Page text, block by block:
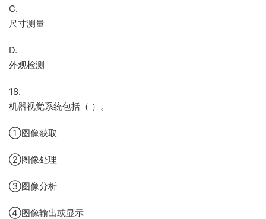
C.
尺寸测量
D.
外观检测
18.
机器视觉系统包括（ ）。
①图像获取
②图像处理
③图像分析
④图像输出或显示